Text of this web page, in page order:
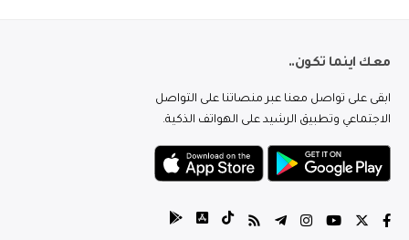
معك اينما تكون..
ابقى على تواصل معنا عبر منصاتنا على التواصل
الاجتماعي وتطبيق الرشيد على الهواتف الذكية.